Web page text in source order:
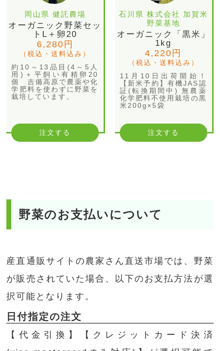
岡山県 健託農場
オーガニック野菜セッ
トL＋卵20
6,280円
（税込・送料込み）
約10～13品目(4～5人
用)＋平飼い有精卵20
個 吉備高原で農薬や化
学肥料を使わずに野菜を
栽培しています。
注文する
石川県 株式会社 加賀米
野菜基地
オーガニック「黒米」
1kg
4,220円
（税込・送料込み）
11月10日出荷開始！
【新米予約】有機JAS認
証(転換期間中) 無農薬
化学肥料不使用栽培の黒
米200g×5袋
注文する
野菜のお支払いについて
産直通販サイトの農家さん直送市場では、野菜
が販売されていた場合、以下のお支払方法が選
択可能となります。
日付指定の注文
【代金引換】【クレジットカード決済